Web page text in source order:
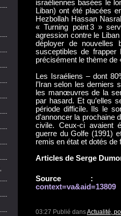
israéliennes basées le
Liban) ont été placées
Hezbollah Hassan
« Turning point 3 »
agression contre le
déployer de nouvelles
susceptibles de
précisément le thème de
Les Israéliens – dont
l’Iran selon les
les manœuvres de la
par hasard. Et qu’elles
période difficile. Ils le
d’annoncer la prochaine
civile. Ceux-ci avaient
guerre du Golfe (1991)
remis en état et dotés
Articles de Serge
Source :
context=va&aid=13809
03:27 Publié dansActualité,